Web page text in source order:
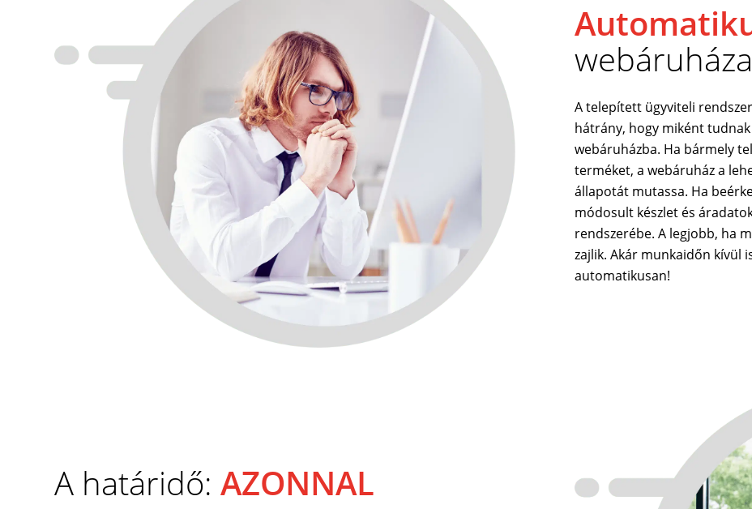
A telepített ügyviteli
hátrány, hogy miként
webáruházba. Ha bármely
terméket, a webáruház a
állapotát mutassa. Ha
módosult készlet és
rendszerébe. A legjobb, ha
zajlik. Akár munkaidőn kívül
automatikusan!
A határidő: AZONNAL